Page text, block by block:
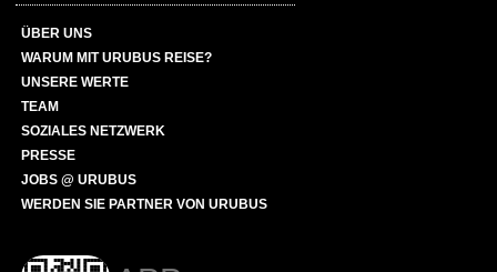
ÜBER UNS
WARUM MIT URUBUS REISE?
UNSERE WERTE
TEAM
SOZIALES NETZWERK
PRESSE
JOBS @ URUBUS
WERDEN SIE PARTNER VON URUBUS